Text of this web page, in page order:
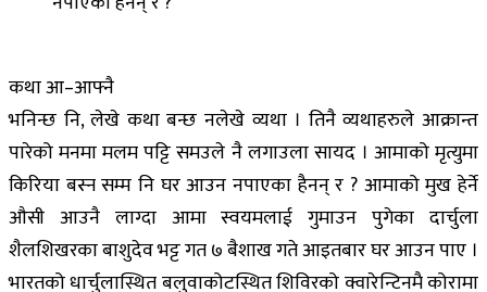
कथा आ–आफ्नै
भनिन्छ नि, लेखे कथा बन्छ नलेखे व्यथा । तिनै व्यथाहरुले आक्रान्त
पारेको मनमा मलम पट्टि समउले नै लगाउला सायद । आमाको मृत्युमा
किरिया बस्न सम्म नि घर आउन नपाएका हैनन् र ? आमाको मुख हेर्ने
औसी आउनै लाग्दा आमा स्वयमलाई गुमाउन पुगेका दार्चुला
शैलशिखरका बाशुदेव भट्ट गत ७ बैशाख गते आइतबार घर आउन पाए ।
भारतको धार्चुलास्थित बलुवाकोटस्थित शिविरको क्वारेन्टिनमै कोरामा